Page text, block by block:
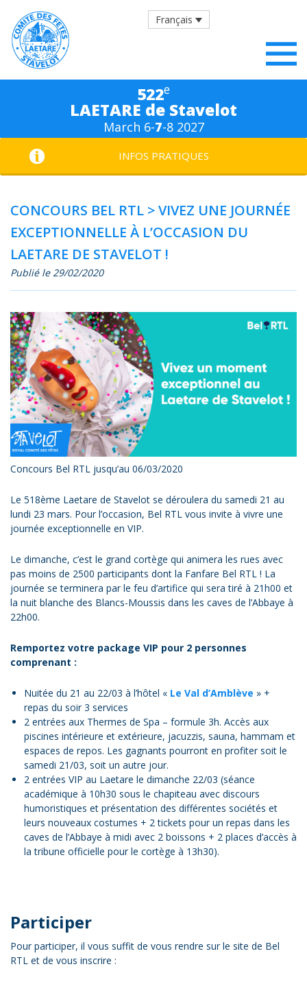
Français
522e
LAETARE de Stavelot
March 6-7-8 2027
INFOS PRATIQUES
CONCOURS BEL RTL > VIVEZ UNE JOURNÉE
EXCEPTIONNELLE À L’OCCASION DU
LAETARE DE STAVELOT !
Publié le 29/02/2020
Concours Bel RTL jusqu’au 06/03/2020
Le 518ème Laetare de Stavelot se déroulera du samedi 21 au
lundi 23 mars. Pour l’occasion, Bel RTL vous invite à vivre une
journée exceptionnelle en VIP.
Le dimanche, c’est le grand cortège qui animera les rues avec
pas moins de 2500 participants dont la Fanfare Bel RTL ! La
journée se terminera par le feu d’artifice qui sera tiré à 21h00 et
la nuit blanche des Blancs-Moussis dans les caves de l’Abbaye à
22h00.
Remportez votre package VIP pour 2 personnes
comprenant :
Nuitée du 21 au 22/03 à l’hôtel « Le Val d’Amblève » +
repas du soir 3 services
2 entrées aux Thermes de Spa – formule 3h. Accès aux
piscines intérieure et extérieure, jacuzzis, sauna, hammam et
espaces de repos. Les gagnants pourront en profiter soit le
samedi 21/03, soit un autre jour.
2 entrées VIP au Laetare le dimanche 22/03 (séance
académique à 10h30 sous le chapiteau avec discours
humoristiques et présentation des différentes sociétés et
leurs nouveaux costumes + 2 tickets pour un repas dans les
caves de l’Abbaye à midi avec 2 boissons + 2 places d’accès à
la tribune officielle pour le cortège à 13h30).
Participer
Pour participer, il vous suffit de vous rendre sur le site de Bel
RTL et de vous inscrire :